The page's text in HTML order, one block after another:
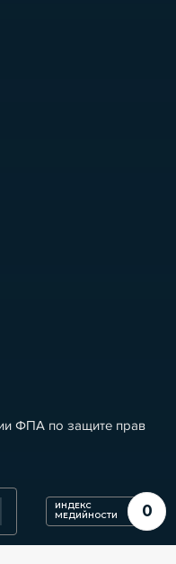
ФПА по защите прав
ИНДЕКС
МЕДИЙНОСТИ
0